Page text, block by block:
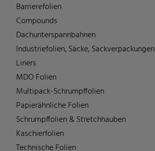
Barrierefolien
Compounds
Dachunterspannbahnen
Industriefolien, Säcke, Sackverpackungen
Liners
MDO Folien
Multipack-Schrumpffolien
Papierähnliche Folien
Schrumpffolien & Stretchhauben
Kaschierfolien
Technische Folien